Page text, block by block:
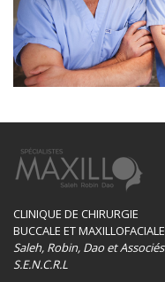
CLINIQUE DE CHIRURGIE
BUCCALE ET MAXILLOFACIALE
Saleh, Robin, Dao et Associés
S.E.N.C.R.L